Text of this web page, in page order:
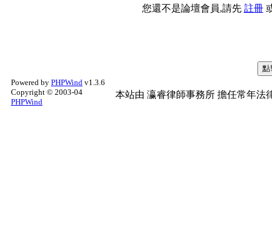
您還不是論壇會員,請先 註冊
Powered by PHPWind v1.3.6
Copyright © 2003-04
PHPWind
本站由 瀛睿律師事務所 擔任常年法